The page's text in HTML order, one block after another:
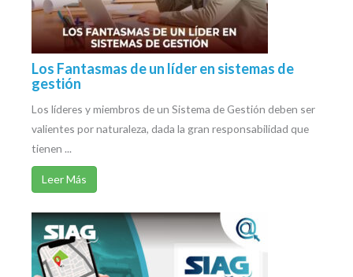
Los Fantasmas de un líder en sistemas de
gestión
Los líderes y miembros de un Sistema de Gestión deben ser
valientes por naturaleza, dada la gran responsabilidad que
tienen ...
Leer Más